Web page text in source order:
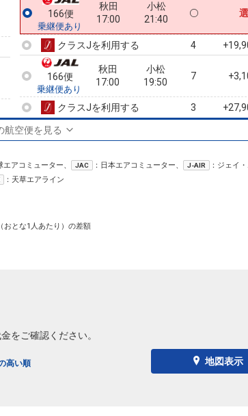
166便
乗継便あり
秋田
17:00
小松
21:40
クラスJを利用する 4
166便
乗継便あり
秋田
17:00
小松
19:50
7
クラスJを利用する 3
航空便を見る
エアコミューター、 JAC ：日本エアコミューター、 J-AIR ：ジェイ・
：天草エアライン
おとな1人あたり）の差額
をご確認ください。
地図表示
高い順